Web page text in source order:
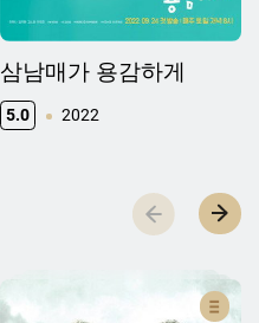
삼남매가 용감하게
5.0 2022